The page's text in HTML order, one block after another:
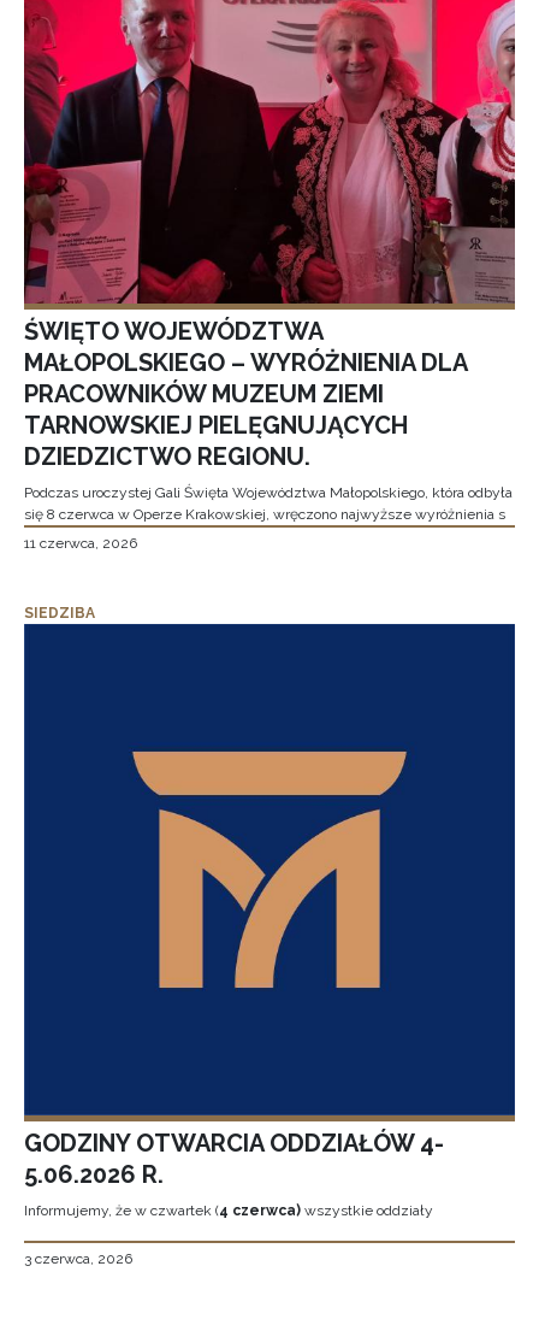
ŚWIĘTO WOJEWÓDZTWA
MAŁOPOLSKIEGO – WYRÓŻNIENIA DLA
PRACOWNIKÓW MUZEUM ZIEMI
TARNOWSKIEJ PIELĘGNUJĄCYCH
DZIEDZICTWO REGIONU.
Podczas uroczystej Gali Święta Województwa Małopolskiego, która odbyła
się 8 czerwca w Operze Krakowskiej, wręczono najwyższe wyróżnienia s
11 czerwca, 2026
SIEDZIBA
GODZINY OTWARCIA ODDZIAŁÓW 4-
5.06.2026 R.
Informujemy, że w czwartek (4 czerwca) wszystkie oddziały
3 czerwca, 2026